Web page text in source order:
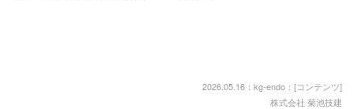
2026.05.16：kg-endo：[コンテンツ]
株式会社 菊池技建